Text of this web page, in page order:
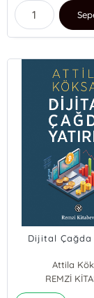
Dijital Çağda
Attila
REMZİ